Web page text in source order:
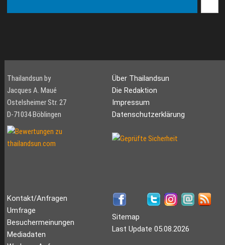
Thailandsun by
Jacques A. Maué
Ostelsheimer Str. 27
D-71034 Böblingen
Über Thailandsun
Die Redaktion
Impressum
Datenschutzerklärung
Kontakt/Anfragen
Umfrage
Besuchermeinungen
Mediadaten
Sitemap
Last Update 05.08.2026